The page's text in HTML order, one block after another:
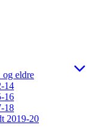
og eldre
14
16
18
2019-20